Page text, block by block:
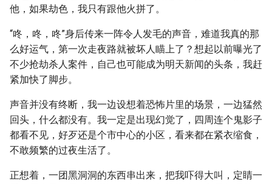
他，如果劫色，我只有跟他火拼了。
“咚，咚，咚”身后传来一阵令人发毛的声音，难道我真的那
么好运气，第一次走夜路就被坏人瞄上了？想起以前曝光了
不少抢劫杀人案件，自己也可能成为明天新闻的头条，我赶
紧加快了脚步。
声音并没有终断，我一边设想着恐怖片里的场景，一边猛然
回头，什么都没有。我一定是出现幻觉了，四周连个鬼影子
都看不见，好歹还是个市中心的小区，看来都在紧衣缩食，
不敢频繁的过夜生活了。
正想着，一团黑洞洞的东西串出来，把我吓得大叫，定睛一